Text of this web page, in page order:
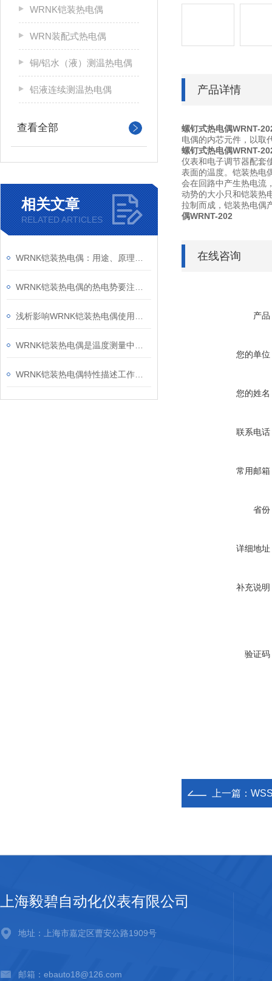
WRNK铠装热电偶
WRN装配式热电偶
铜/铝水（液）测温热电偶
铝液连续测温热电偶
查看全部
相关文章
RELATED ARTICLES
产品详情
螺钉式热电偶WRNT-
电偶的内芯元件，以取
螺钉式热电偶WRNT-
仪表和电子调节器配套
表面的温度。铠装热电
会在回路中产生热电流
动势的大小只和铠装热
拉制而成，铠装热电偶
偶WRNT-202
在线咨询
产品
您的单位
您的姓名
联系电话
常用邮箱
省份
详细地址
补充说明
验证码
上一篇：
上海毅碧自动化仪表有限公司
地址：上海市嘉定区曹安公路1909号
邮箱：ebauto18@126.com